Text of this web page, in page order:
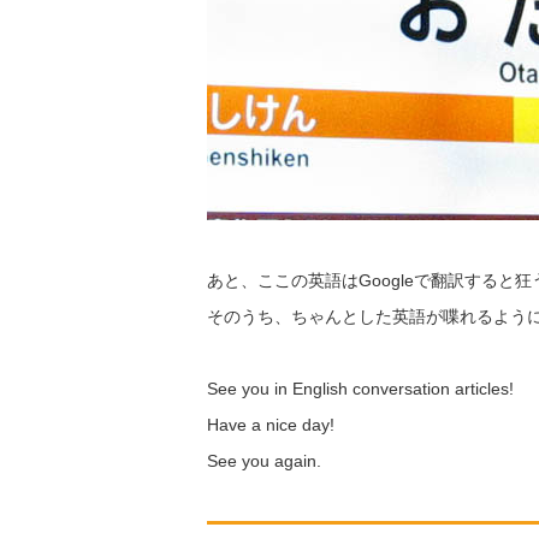
あと、ここの英語はGoogleで翻訳すると狂
そのうち、ちゃんとした英語が喋れるよう
See you in English conversation articles!
Have a nice day!
See you again.